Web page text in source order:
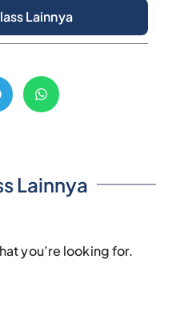
Lainnya
Lainnya
you’re looking for.